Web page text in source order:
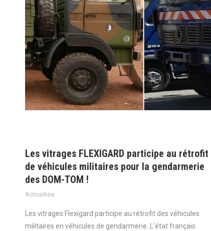
Les vitrages FLEXIGARD participe au rétrofit
de véhicules militaires pour la gendarmerie
des DOM-TOM !
Actualités
Les vitrages Flexigard participe au rétrofit des véhicules
militaires en véhicules de gendarmerie. L’état français